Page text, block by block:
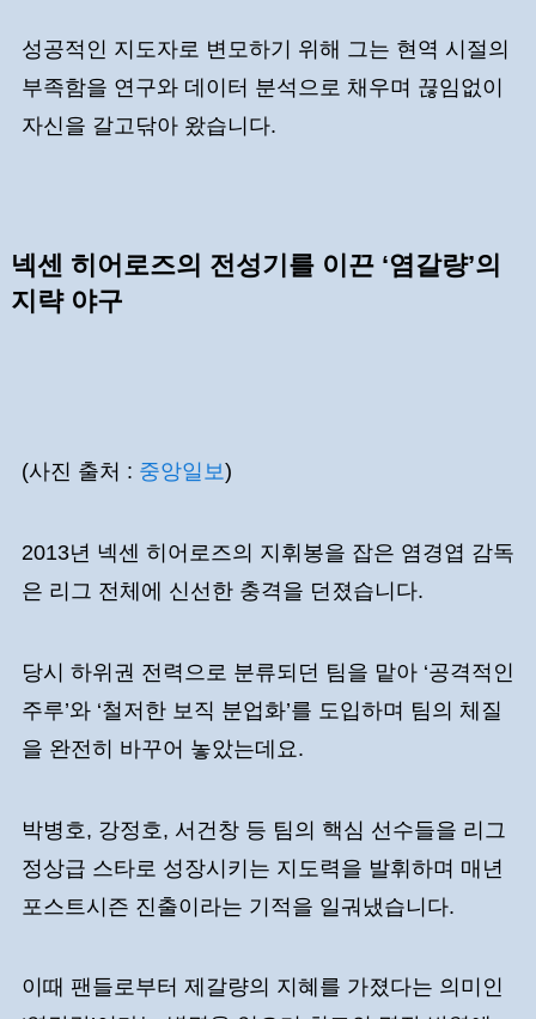
성공적인 지도자로 변모하기 위해 그는 현역 시절의
부족함을 연구와 데이터 분석으로 채우며 끊임없이
자신을 갈고닦아 왔습니다.
넥센 히어로즈의 전성기를 이끈 ‘염갈량’의
지략 야구
(사진 출처 : 중앙일보)
2013년 넥센 히어로즈의 지휘봉을 잡은 염경엽 감독
은 리그 전체에 신선한 충격을 던졌습니다.
당시 하위권 전력으로 분류되던 팀을 맡아 ‘공격적인
주루’와 ‘철저한 보직 분업화’를 도입하며 팀의 체질
을 완전히 바꾸어 놓았는데요.
박병호, 강정호, 서건창 등 팀의 핵심 선수들을 리그
정상급 스타로 성장시키는 지도력을 발휘하며 매년
포스트시즌 진출이라는 기적을 일궈냈습니다.
이때 팬들로부터 제갈량의 지혜를 가졌다는 의미인